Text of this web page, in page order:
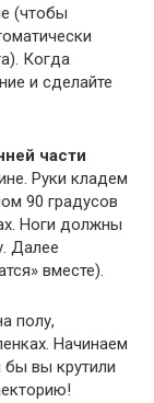
(чтобы
Когда
и сделайте
части
Руки кладем
90 градусов
Ноги должны
Далее
вместе).
полу,
Начинаем
бы вы крутили